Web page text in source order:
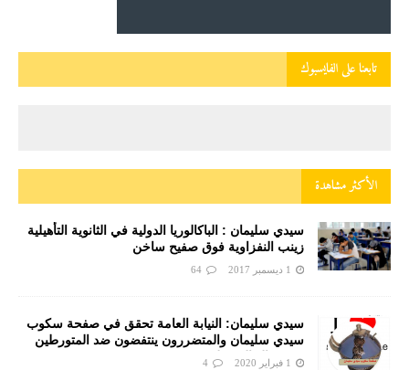
تابعنا على الفايسبوك
الأكثر مشاهدة
سيدي سليمان : الباكالوريا الدولية في الثانوية التأهيلية
زينب النفزاوية فوق صفيح ساخن
1 ديسمبر 2017 64
سيدي سليمان: النيابة العامة تحقق في صفحة سكوب
سيدي سليمان والمتضررون ينتفضون ضد المتورطين
من رجال الشرطة
1 فبراير 2020 4